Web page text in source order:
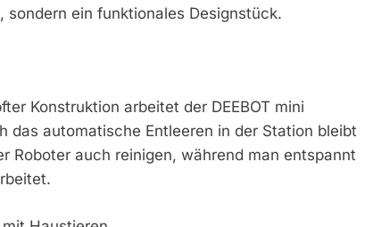
sondern ein funktionales Designstück.
Konstruktion arbeitet der DEEBOT mini
das automatische Entleeren in der Station bleibt
Roboter auch reinigen, während man entspannt